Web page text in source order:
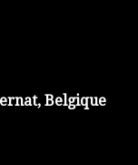
Belgique